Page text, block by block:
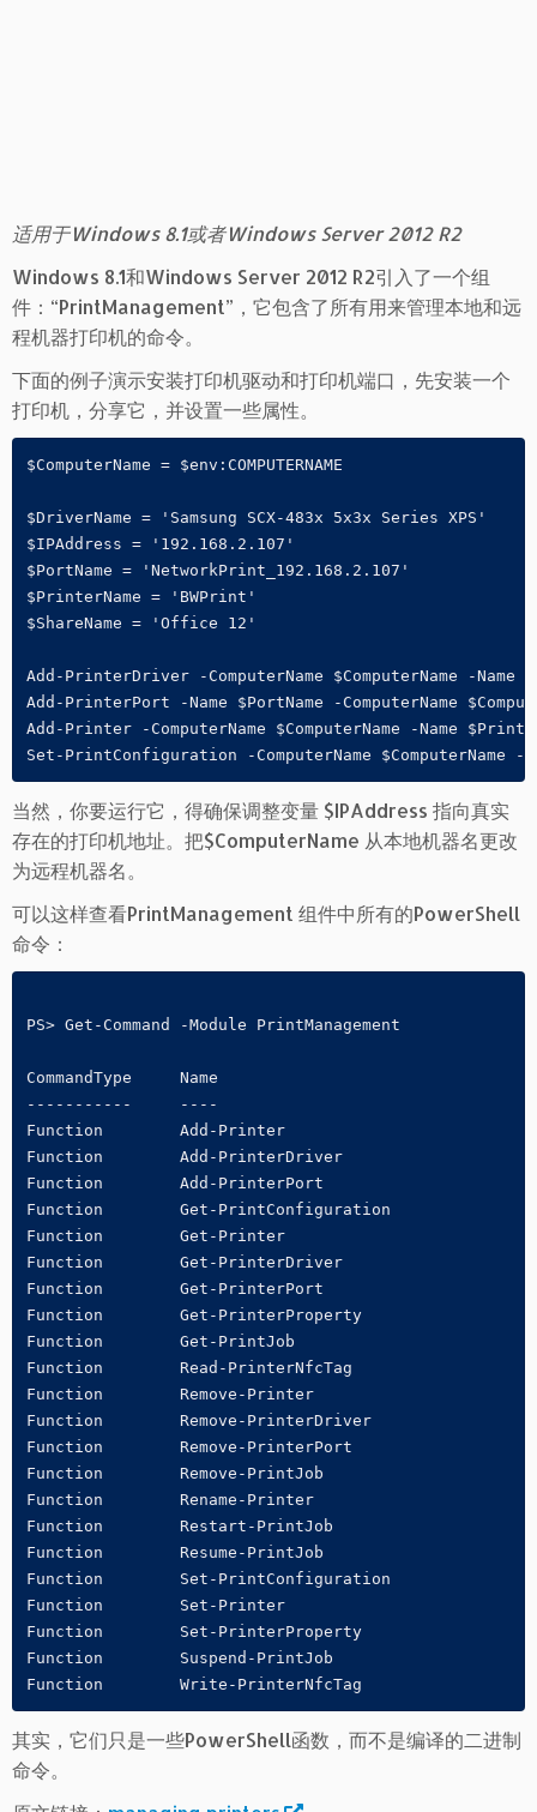
适用于Windows 8.1或者Windows Server 2012 R2
Windows 8.1和Windows Server 2012 R2引入了一个组
件：“PrintManagement”，它包含了所有用来管理本地和远
程机器打印机的命令。
下面的例子演示安装打印机驱动和打印机端口，先安装一个
打印机，分享它，并设置一些属性。
$ComputerName = $env:COMPUTERNAME
$DriverName = 'Samsung SCX-483x 5x3x Series XPS'
$IPAddress = '192.168.2.107'
$PortName = 'NetworkPrint_192.168.2.107'
$PrinterName = 'BWPrint'
$ShareName = 'Office 12'
Add-PrinterDriver -ComputerName $ComputerName -Name
Add-PrinterPort -Name $PortName -ComputerName
Add-Printer -ComputerName $ComputerName -Name
Set-PrintConfiguration -ComputerName $ComputerName
当然，你要运行它，得确保调整变量 $IPAddress 指向真实
存在的打印机地址。把$ComputerName 从本地机器名更改
为远程机器名。
可以这样查看PrintManagement 组件中所有的PowerShell
命令：
PS> Get-Command -Module PrintManagement
CommandType     Name
-----------     ----
Function        Add-Printer
Function        Add-
Function        Add-
Function        Get-
Function        Get-Printer
Function        Get-
Function        Get-PrinterPort
Function        Get-
Function        Get-PrintJob
Function        Read-
Function        Remove-
Function        Remove-
Function        Remove-
Function        Remove-
Function        Rename-
Function        Restart-
Function        Resume-
Function        Set-
Function        Set-Printer
Function        Set-
Function        Suspend-
其实，它们只是一些PowerShell函数，而不是编译的二进制
命令。